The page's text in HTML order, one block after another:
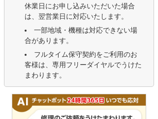
休業日にお申し込みいただいた場合
は、翌営業日に対応いたします。
一部地域・機種は対応できない場
合があります。
フルタイム保守契約をご利用のお
客様は、専用フリーダイヤルでうけた
まわります。